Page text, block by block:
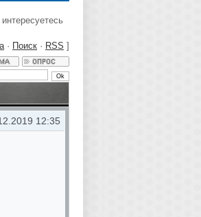
· Поиск · RSS ]
12:35